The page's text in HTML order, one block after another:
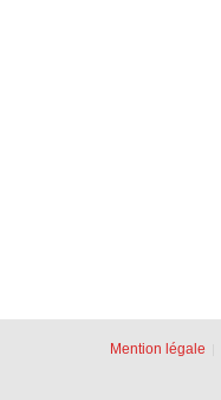
Mention légale